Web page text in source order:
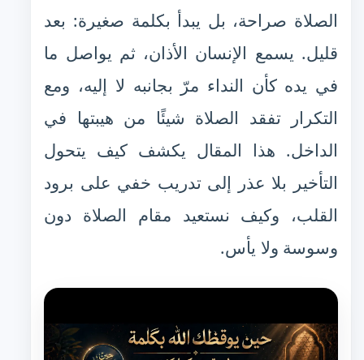
الصلاة صراحة، بل يبدأ بكلمة صغيرة: بعد
قليل. يسمع الإنسان الأذان، ثم يواصل ما
في يده كأن النداء مرّ بجانبه لا إليه، ومع
التكرار تفقد الصلاة شيئًا من هيبتها في
الداخل. هذا المقال يكشف كيف يتحول
التأخير بلا عذر إلى تدريب خفي على برود
القلب، وكيف نستعيد مقام الصلاة دون
وسوسة ولا يأس.